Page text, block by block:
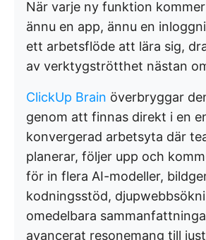
När varje ny funktion
ännu en app, ännu en
ett arbetsflöde att lära sig,
av verktygströtthet nästan
ClickUp Brain överbryggar
genom att finnas direkt i en
konvergerad arbetsyta där
planerar, följer upp och
för in flera AI-modeller,
kodningsstöd,
omedelbara
avancerat resonemang till